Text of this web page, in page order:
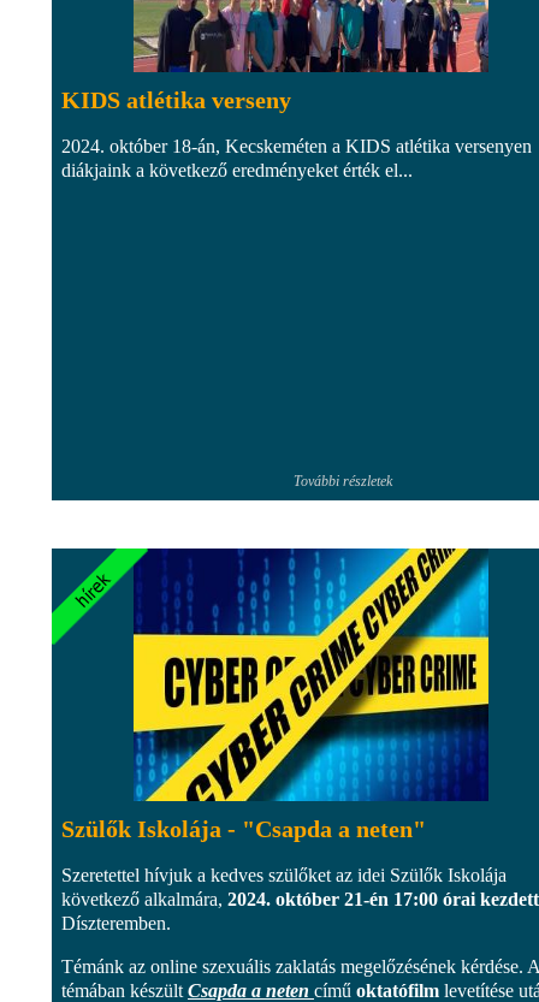
KIDS atlétika verseny
2024. október 18-án, Kecskeméten a KIDS atlétika versenyen
diákjaink a következő eredményeket érték el...
További részletek
Szülők Iskolája - "Csapda a neten"
Szeretettel hívjuk a kedves szülőket az idei Szülők Iskolája
következő alkalmára, 2024. október 21-én 17:00 órai
Díszteremben.
Témánk az online szexuális zaklatás megelőzésének kérdése. A
témában készült Csapda a neten című oktatófilm levetítése